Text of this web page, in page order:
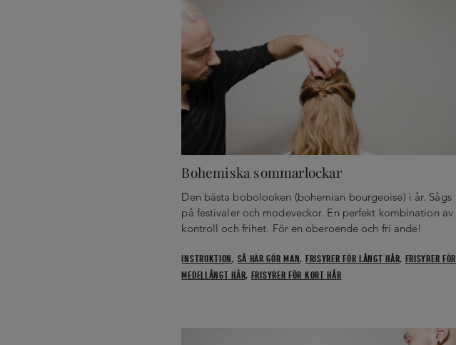
Bohemiska sommarlockar
Den bästa bobolooken (bohemian bourgeoise) i år. Sågs
på festivaler och modeveckor. En perfekt kombination av
kontroll och frihet. För en oberoende och fri ande!
INSTRUKTION, SÅ HÄR GÖR MAN, FRISYRER FÖR LÅNGT HÅR, FRISYRER FÖR
MEDELLÅNGT HÅR, FRISYRER FÖR KORT HÅR